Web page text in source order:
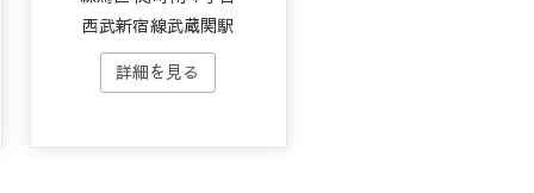
西武新宿線武蔵関駅